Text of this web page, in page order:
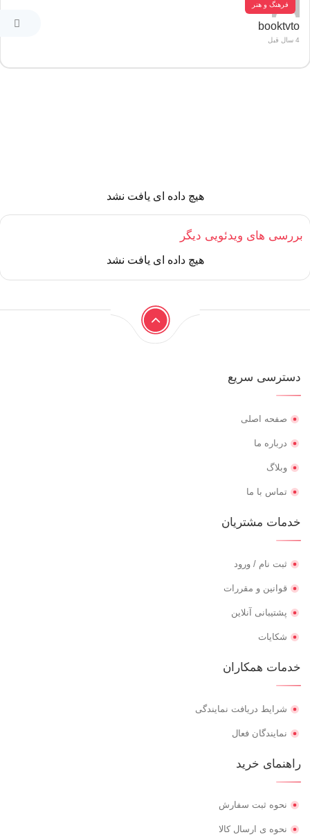
booktvto
4 سال قبل
فرهنگ و هنر
هیچ داده ای یافت نشد
بررسی های ویدئویی دیگر
هیچ داده ای یافت نشد
دسترسی سریع
صفحه اصلی
درباره ما
وبلاگ
تماس با ما
خدمات مشتریان
ثبت نام / ورود
قوانین و مقررات
پشتیبانی آنلاین
شکایات
خدمات همکاران
شرایط دریافت نمایندگی
نمایندگان فعال
راهنمای خرید
نحوه ثبت سفارش
نحوه ی ارسال کالا